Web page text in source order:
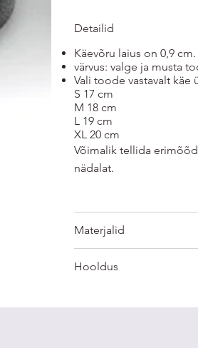
Detailid
Käevõru laius on 0,9 cm.
värvus: valge ja musta
Vali toode vastavalt
S 17 cm
M 18 cm
L 19 cm
XL 20 cm
Võimalik tellida
nädalat.
Materjalid
Hooldus